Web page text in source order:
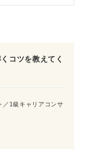
コツを教えてく
／1級キャリアコンサ